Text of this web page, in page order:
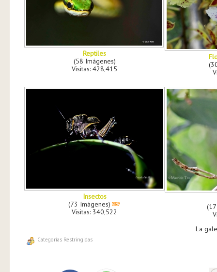
Reptiles
(58 Imágenes)
Visitas: 428,415
Insectos
(73 Imágenes)
Visitas: 340,522
La
Categorías Restringidas